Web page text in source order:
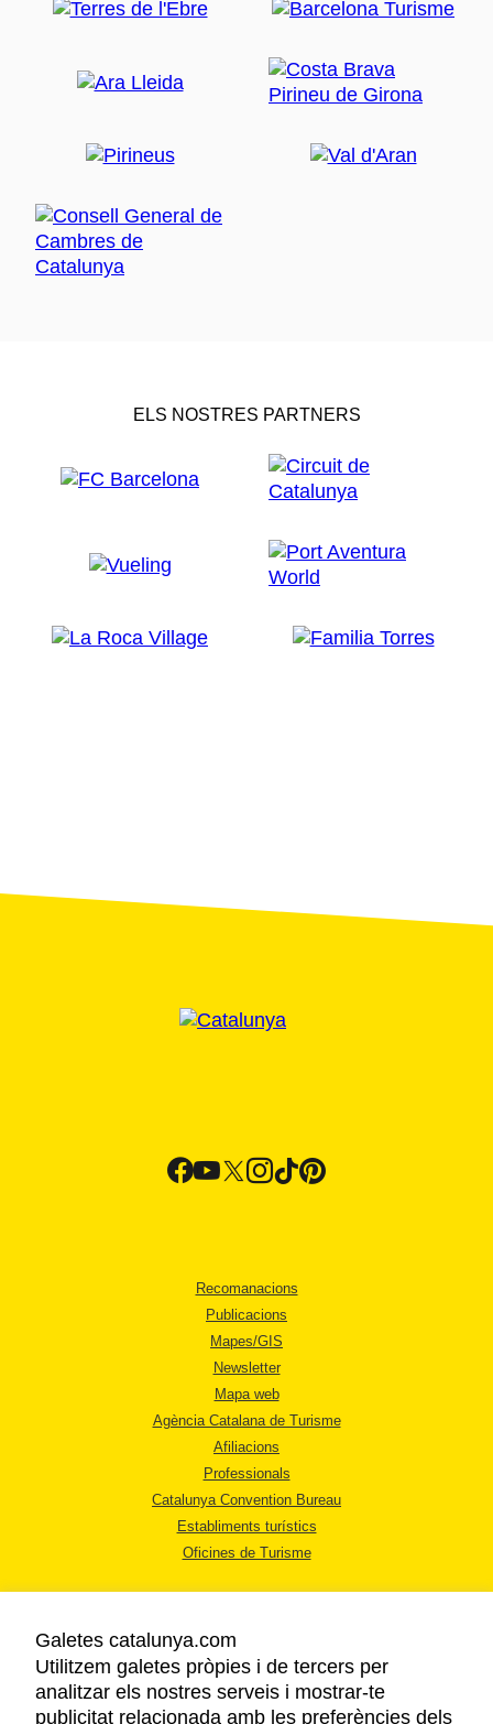
ELS NOSTRES PARTNERS
Recomanacions
Publicacions
Mapes/GIS
Newsletter
Mapa web
Agència Catalana de Turisme
Afiliacions
Professionals
Catalunya Convention Bureau
Establiments turístics
Oficines de Turisme
AVÍS LEGAL
Galetes catalunya.com
Utilitzem galetes pròpies i de tercers per
analitzar els nostres serveis i mostrar-te
publicitat relacionada amb les preferències dels